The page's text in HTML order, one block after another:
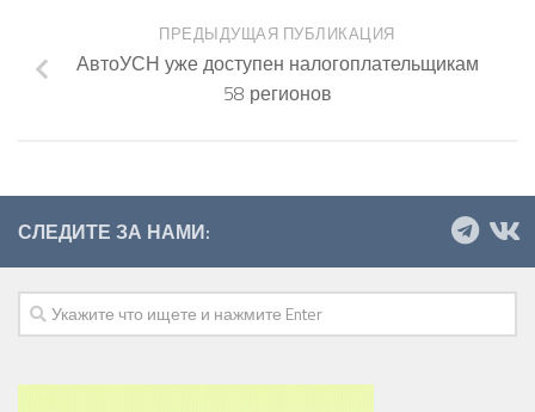
ПРЕДЫДУЩАЯ ПУБЛИКАЦИЯ
АвтоУСН уже доступен налогоплательщикам
58 регионов
СЛЕДИТЕ ЗА НАМИ: